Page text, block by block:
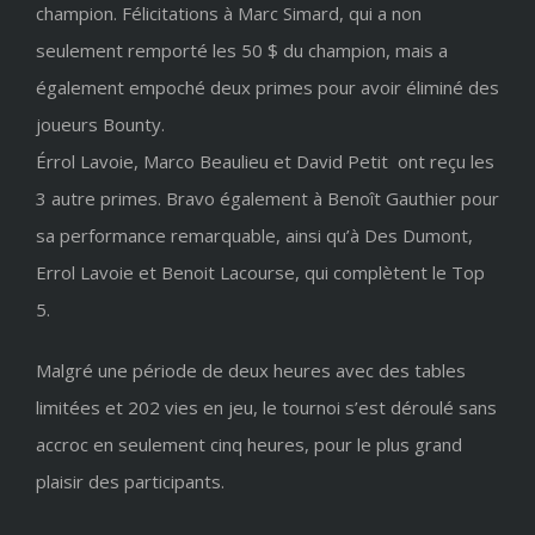
champion. Félicitations à Marc Simard, qui a non
seulement remporté les 50 $ du champion, mais a
également empoché deux primes pour avoir éliminé des
joueurs Bounty.
Érrol Lavoie, Marco Beaulieu et David Petit ont reçu les
3 autre primes. Bravo également à Benoît Gauthier pour
sa performance remarquable, ainsi qu’à Des Dumont,
Errol Lavoie et Benoit Lacourse, qui complètent le Top
5.
Malgré une période de deux heures avec des tables
limitées et 202 vies en jeu, le tournoi s’est déroulé sans
accroc en seulement cinq heures, pour le plus grand
plaisir des participants.